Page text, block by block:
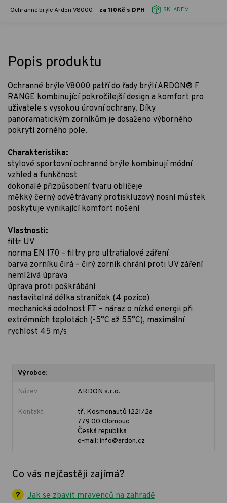
Ochranné brýle Ardon V8000 za 110Kč s DPH SKLADEM
Popis produktu
Ochranné brýle V8000 patří do řady brýlí ARDON® F
RANGE kombinující pokročilejší design a komfort pro
uživatele s vysokou úrovní ochrany. Díky
panoramatickým zorníkům je dosaženo výborného
pokrytí zorného pole.
Charakteristika:
stylové sportovní ochranné brýle kombinují módní
vzhled a funkčnost
dokonalé přizpůsobení tvaru obličeje
měkký černý odvětrávaný protiskluzový nosní můstek
poskytuje vynikající komfort nošení
Vlastnosti:
filtr UV
norma EN 170 – filtry pro ultrafialové záření
barva zorníku čirá – čirý zorník chrání proti UV záření
nemlživá úprava
úprava proti poškrábání
nastavitelná délka straniček (4 pozice)
mechanická odolnost FT – náraz o nízké energii při
extrémních teplotách (-5°C až 55°C), maximální
rychlost 45 m/s
Výrobce:
Název ARDON s.r.o.
Kontakt
tř. Kosmonautů 1221/2a
779 00 Olomouc
Česká republika
e-mail: info@ardon.cz
Co vás nejčastěji zajímá?
Jak se zbavit mravenců na zahradě